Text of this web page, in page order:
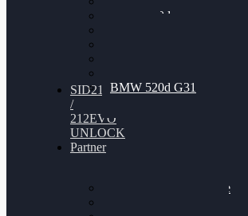
BMW 120d
BMW 520d G31
SID212
/
212EVO
UNLOCK
Partner
Bilgenroth Performance